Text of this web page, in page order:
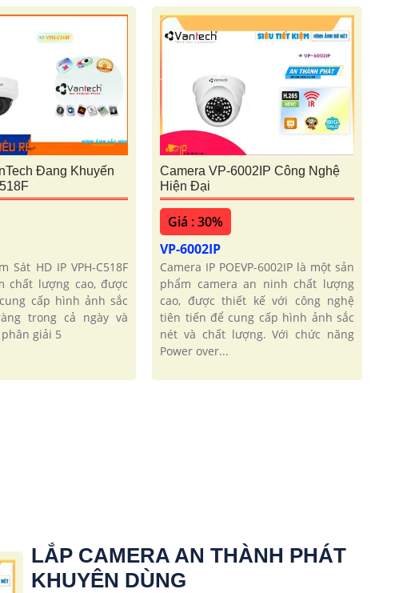
Đang Khuyến
Sát HD IP VPH-C518F
chất lượng cao, được
cấp hình ảnh sắc
trong cả ngày và
giải 5
Camera VP-6002IP Công Nghệ
Hiện Đại
Giá : 30%
VP-6002IP
Camera IP POEVP-6002IP là một sản
phẩm camera an ninh chất lượng
cao, được thiết kế với công nghệ
tiên tiến để cung cấp hình ảnh sắc
nét và chất lượng. Với chức năng
Power over...
LẮP CAMERA AN THÀNH PHÁT
KHUYÊN DÙNG